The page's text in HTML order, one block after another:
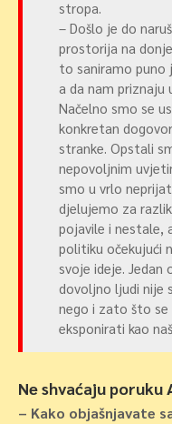
stropa.
– Došlo je do
prostorija na
to saniramo puno
a da nam priznaju
Načelno smo se
konkretan
stranke. Opstali
nepovoljnim
smo u vrlo
djelujemo za
pojavile i nestale,
politiku očekujući
svoje ideje. Jedan
dovoljno ljudi nije
nego i zato što se
eksponirati kao
Ne shvaćaju poruku
– Kako objašnjavate